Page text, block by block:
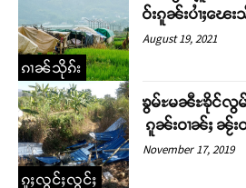
ၵၢၼ်သိုၵ်း
ဝ်းၵူၼ်းပၢႆႈၽေး
August 19, 2021
ၵူႈလွင်ႈလွင်ႈ
ၶွမ်ႊမၼီႊၶိုင်
ၵူၼ်းဝၢၼ်ႈ ၼႂ်း
November 17, 2019